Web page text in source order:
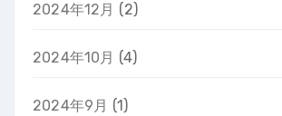
2024年12月 (2)
2024年10月 (4)
2024年9月 (1)